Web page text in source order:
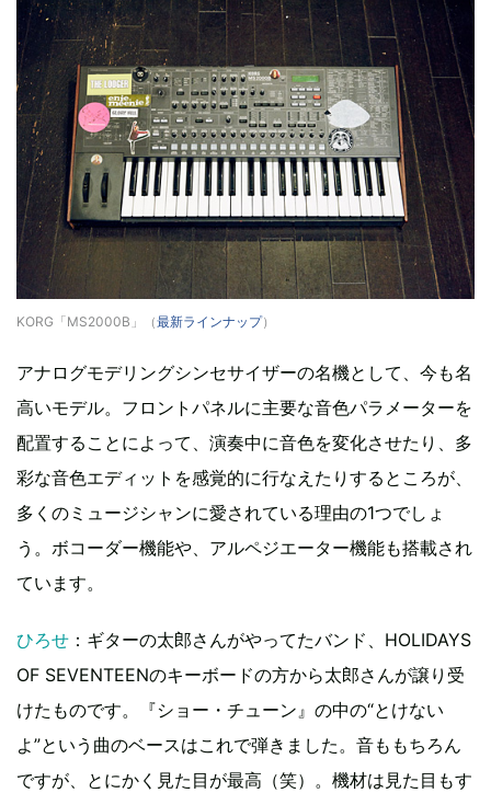
KORG「MS2000B」（最新ラインナップ）
アナログモデリングシンセサイザーの名機として、今も名
高いモデル。フロントパネルに主要な音色パラメーターを
配置することによって、演奏中に音色を変化させたり、多
彩な音色エディットを感覚的に行なえたりするところが、
多くのミュージシャンに愛されている理由の1つでしょ
う。ボコーダー機能や、アルペジエーター機能も搭載され
ています。
ひろせ ：ギターの太郎さんがやってたバンド、HOLIDAYS
OF SEVENTEENのキーボードの方から太郎さんが譲り受
けたものです。『ショー・チューン』の中の“とけない
よ”という曲のベースはこれで弾きました。音ももちろん
ですが、とにかく見た目が最高（笑）。機材は見た目もす